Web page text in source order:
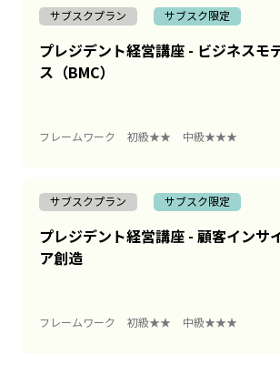
サブスクプラン サブスク限定
プレジデント経営講座 - ビジネスモ
ス（BMC）
フレームワーク 初級★★ 中級★★★
サブスクプラン サブスク限定
プレジデント経営講座 - 顧客インサ
ア創造
フレームワーク 初級★★ 中級★★★